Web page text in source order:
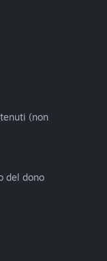
(non
del dono